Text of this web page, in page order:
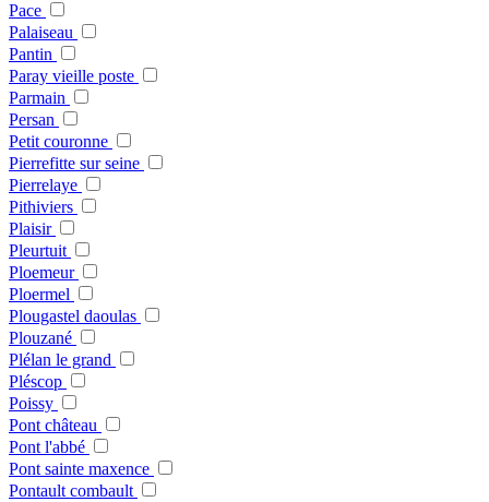
Pace
Palaiseau
Pantin
Paray vieille poste
Parmain
Persan
Petit couronne
Pierrefitte sur seine
Pierrelaye
Pithiviers
Plaisir
Pleurtuit
Ploemeur
Ploermel
Plougastel daoulas
Plouzané
Plélan le grand
Pléscop
Poissy
Pont château
Pont l'abbé
Pont sainte maxence
Pontault combault